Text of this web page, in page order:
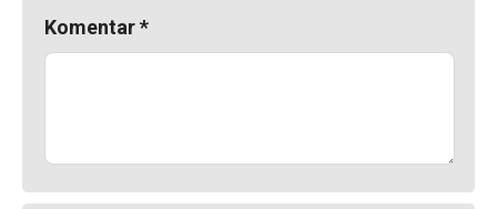
Komentar*